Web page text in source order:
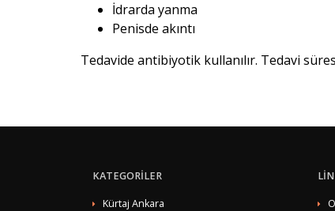
İdrarda yanma
Penisde akıntı
Tedavide antibiyotik kullanılır. Tedavi
KATEGORİLER
Kürtaj Ankara